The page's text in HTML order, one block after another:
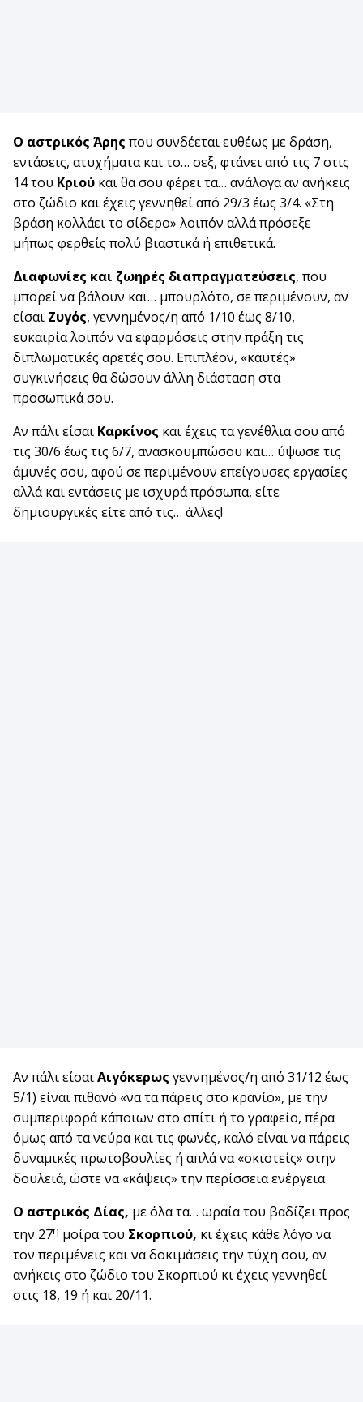
Ο αστρικός Άρης που συνδέεται ευθέως με δράση,
εντάσεις, ατυχήματα και το… σεξ, φτάνει από τις 7 στις
14 του Κριού και θα σου φέρει τα… ανάλογα αν ανήκεις
στο ζώδιο και έχεις γεννηθεί από 29/3 έως 3/4. «Στη
βράση κολλάει το σίδερο» λοιπόν αλλά πρόσεξε
μήπως φερθείς πολύ βιαστικά ή επιθετικά.
Διαφωνίες και ζωηρές διαπραγματεύσεις, που
μπορεί να βάλουν και… μπουρλότο, σε περιμένουν, αν
είσαι Ζυγός, γεννημένος/η από 1/10 έως 8/10,
ευκαιρία λοιπόν να εφαρμόσεις στην πράξη τις
διπλωματικές αρετές σου. Επιπλέον, «καυτές»
συγκινήσεις θα δώσουν άλλη διάσταση στα
προσωπικά σου.
Αν πάλι είσαι Καρκίνος και έχεις τα γενέθλια σου από
τις 30/6 έως τις 6/7, ανασκουμπώσου και… ύψωσε τις
άμυνές σου, αφού σε περιμένουν επείγουσες εργασίες
αλλά και εντάσεις με ισχυρά πρόσωπα, είτε
δημιουργικές είτε από τις… άλλες!
Αν πάλι είσαιΑιγόκερως γεννημένος/η από 31/12 έως
5/1) είναι πιθανό «να τα πάρεις στο κρανίο», με την
συμπεριφορά κάποιων στο σπίτι ή το γραφείο, πέρα
όμως από τα νεύρα και τις φωνές, καλό είναι να πάρεις
δυναμικές πρωτοβουλίες ή απλά να «σκιστείς» στην
δουλειά, ώστε να «κάψεις» την περίσσεια ενέργεια
Ο αστρικός Δίας, με όλα τα… ωραία του βαδίζει προς
την 27η μοίρα του Σκορπιού, κι έχεις κάθε λόγο να
τον περιμένεις και να δοκιμάσεις την τύχη σου, αν
ανήκεις στο ζώδιο του Σκορπιού κι έχεις γεννηθεί
στις 18, 19 ή και 20/11.